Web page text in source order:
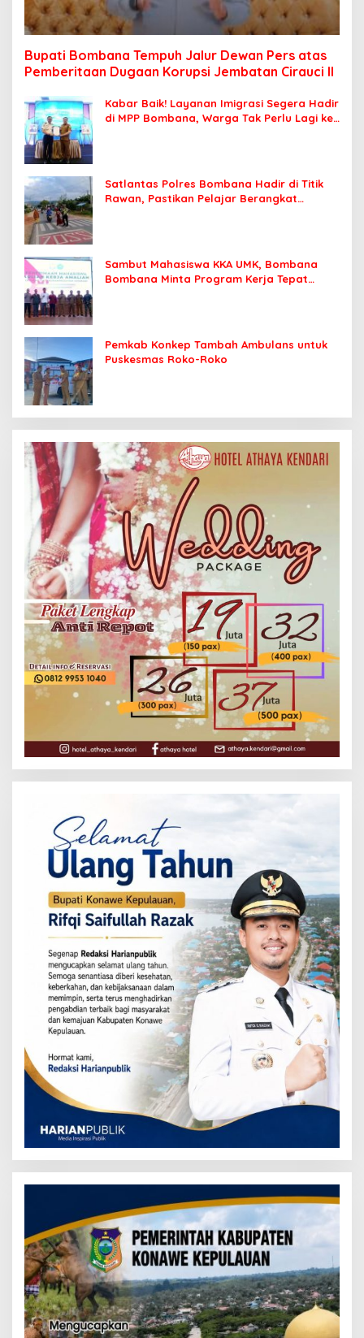
Bupati Bombana Tempuh Jalur Dewan Pers atas
Pemberitaan Dugaan Korupsi Jembatan Cirauci II
Kabar Baik! Layanan Imigrasi Segera Hadir
di MPP Bombana, Warga Tak Perlu Lagi ke
Satlantas Polres Bombana Hadir di Titik
Rawan, Pastikan Pelajar Berangkat
Sambut Mahasiswa KKA UMK, Bombana
Bombana Minta Program Kerja Tepat
Pemkab Konkep Tambah Ambulans untuk
Puskesmas Roko-Roko